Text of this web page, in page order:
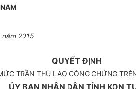
năm 2015
QUYẾT ĐỊNH
TRẦN THÙ LAO CÔNG CHỨNG
ỦY BAN NHÂN DÂN TỈNH KON